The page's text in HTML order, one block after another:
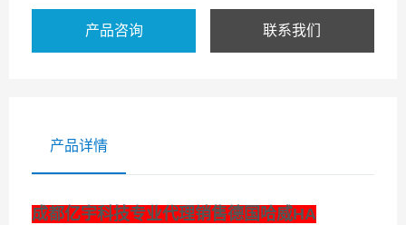
产品咨询 联系我们
产品详情
成都亿宇科技专业代理销售德国哈威HA